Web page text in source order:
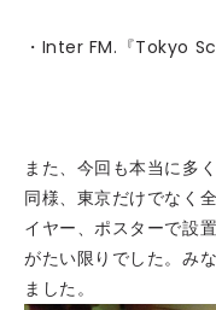
・Inter FM.『Tokyo
また、今回も本当に多
同様、東京だけでなく
イヤー、ポスターで設
がたい限りでした。み
ました。